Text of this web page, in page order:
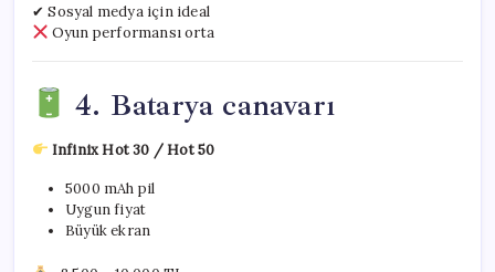
✔ Sosyal medya için ideal
Oyun performansı orta
4. Batarya canavarı
Infinix Hot 30 / Hot 50
5000 mAh pil
Uygun fiyat
Büyük ekran